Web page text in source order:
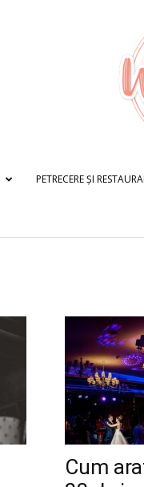
PETRECERE ȘI
Cum